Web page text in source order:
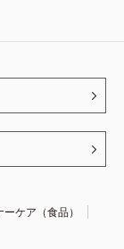
ーケア（食品）